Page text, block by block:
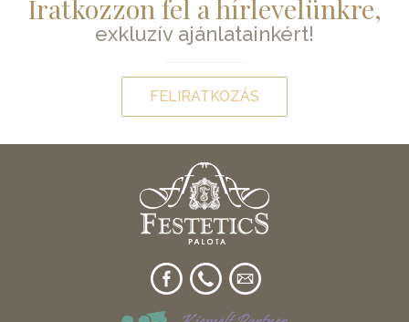
Iratkozzon fel a hírlevelünkre,
exkluzív ajánlatainkért!
FELIRATKOZÁS